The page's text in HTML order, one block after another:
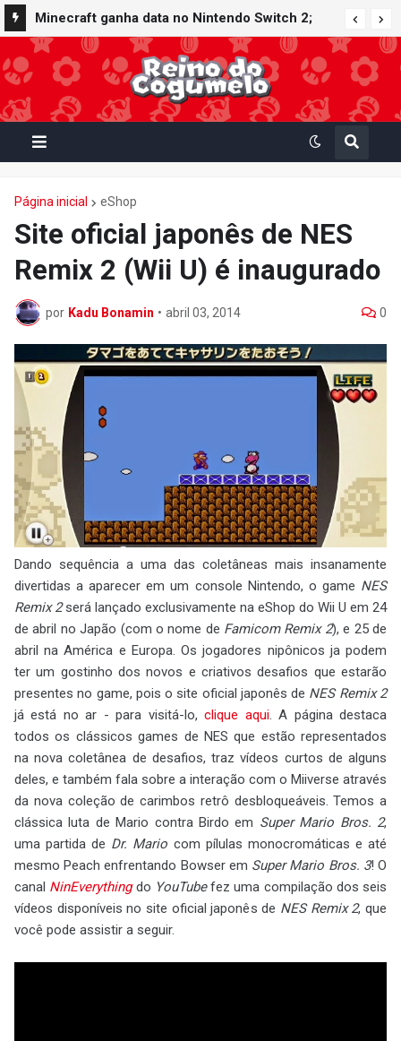
Minecraft ganha data no Nintendo Switch 2;
Super Mario Mash-Up receberá atualização
gráfica exclusiva
Página inicial eShop
Site oficial japonês de NES
Remix 2 (Wii U) é inaugurado
por Kadu Bonamin • abril 03, 2014 0
Dando sequência a uma das coletâneas mais insanamente
divertidas a aparecer em um console Nintendo, o game NES
Remix 2será lançado exclusivamente na eShop do Wii U em 24
de abril no Japão (com o nome de Famicom Remix 2), e 25 de
abril na América e Europa. Os jogadores nipônicos ja podem
ter um gostinho dos novos e criativos desafios que estarão
presentes no game, pois o site oficial japonês de NES Remix 2
já está no ar - para visitá-lo,clique aqui. A página destaca
todos os clássicos games de NES que estão representados
na nova coletânea de desafios, traz vídeos curtos de alguns
deles, e também fala sobre a interação com o Miiverse através
da nova coleção de carimbos retrô desbloqueáveis. Temos a
clássica luta de Mario contra Birdo em Super Mario Bros. 2,
uma partida de Dr. Mario com pílulas monocromáticas e até
mesmo Peach enfrentando Bowser em Super Mario Bros. 3! O
canal NinEverythingdo YouTubefez uma compilação dos seis
vídeos disponíveis no site oficial japonês de NES Remix 2, que
você pode assistir a seguir.